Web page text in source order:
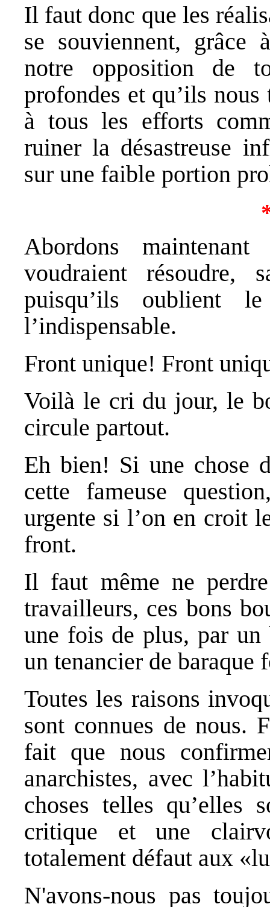
Il faut donc que les
se souviennent, grâce
notre opposition de
profondes et qu’ils
à tous les efforts
ruiner la désastreuse
sur une faible portion
Abordons
voudraient résoudre,
puisqu’ils oublient
l’indispensable.
Front unique! Front
Voilà le cri du jour, le
circule partout.
Eh bien! Si une chose
cette fameuse
urgente si l’on en croit
front.
Il faut même ne
travailleurs, ces bons
une fois de plus, par un
un tenancier de baraque
Toutes les raisons
sont connues de nous.
fait que nous
anarchistes, avec
choses telles qu’elles
critique et une
totalement défaut aux
N'avons-nous pas